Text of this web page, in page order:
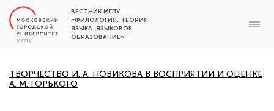
ВЕСТНИК МГПУ
«ФИЛОЛОГИЯ. ТЕОРИЯ
ЯЗЫКА. ЯЗЫКОВОЕ
ОБРАЗОВАНИЕ»
ТВОРЧЕСТВО И. А. НОВИКОВА В ВОСПРИЯТИИ И ОЦЕНКЕ
А. М. ГОРЬКОГО